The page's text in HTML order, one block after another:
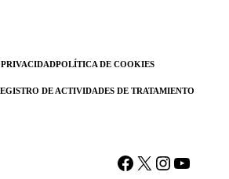
POLÍTICA DE COOKIES
DE ACTIVIDADES DE TRATAMIENTO
Facebook
X Instagram